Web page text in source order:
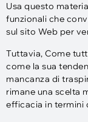
Usa questo
funzionali che
sul sito Web per
Tuttavia, Come
come la sua
mancanza di
rimane una scelta
efficacia in termini